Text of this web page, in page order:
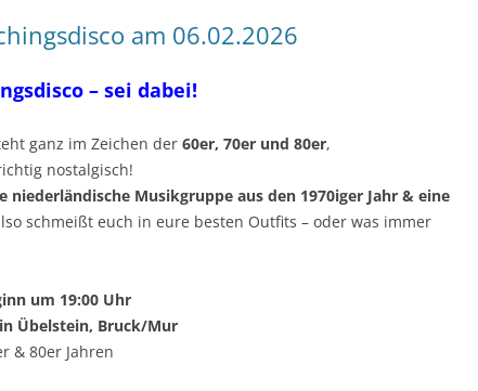
am 06.02.2026
– sei dabei!
ganz im Zeichen der 60er, 70er und 80er,
nostalgisch!
niederländische Musikgruppe aus den 1970iger Jahr & eine
schmeißt euch in eure besten Outfits – oder was immer
um 19:00 Uhr
Übelstein, Bruck/Mur
& 80er Jahren